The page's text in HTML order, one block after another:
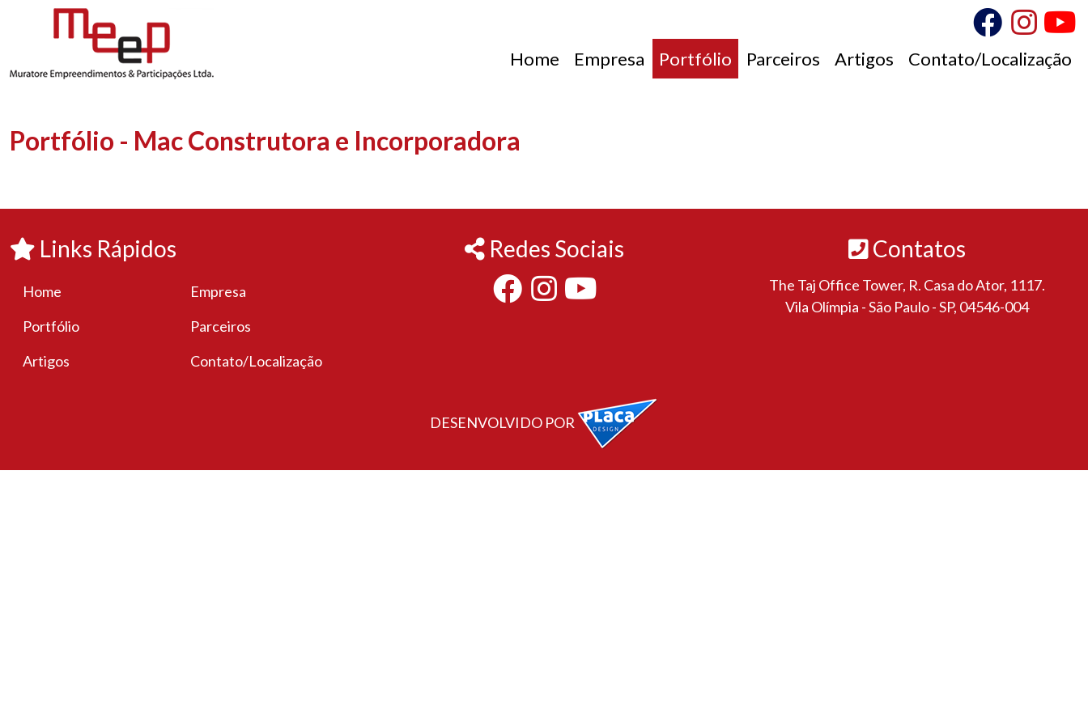
Home Empresa Portfólio Parceiros Artigos Contato/Localização
Portfólio - Mac Construtora e Incorporadora
Links Rápidos
Home
Empresa
Portfólio
Parceiros
Artigos
Contato/Localização
Redes Sociais Contatos
The Taj Office Tower, R. Casa do Ator, 1117.
Vila Olímpia - São Paulo - SP, 04546-004
DESENVOLVIDO POR